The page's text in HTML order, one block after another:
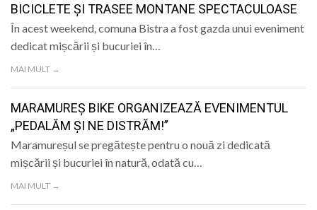
BICICLETE ȘI TRASEE MONTANE SPECTACULOASE
În acest weekend, comuna Bistra a fost gazda unui eveniment
dedicat mișcării și bucuriei în…
MAI MULT →
MARAMUREȘ BIKE ORGANIZEAZĂ EVENIMENTUL
„PEDALĂM ȘI NE DISTRĂM!”
Maramureșul se pregătește pentru o nouă zi dedicată
mișcării și bucuriei în natură, odată cu…
MAI MULT →